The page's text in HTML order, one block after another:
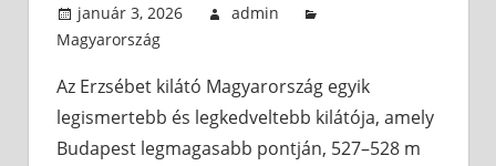
január 3, 2026
admin
Magyarország
Az Erzsébet kilátó Magyarország egyik
legismertebb és legkedveltebb kilátója, amely
Budapest legmagasabb pontján, 527–528 m